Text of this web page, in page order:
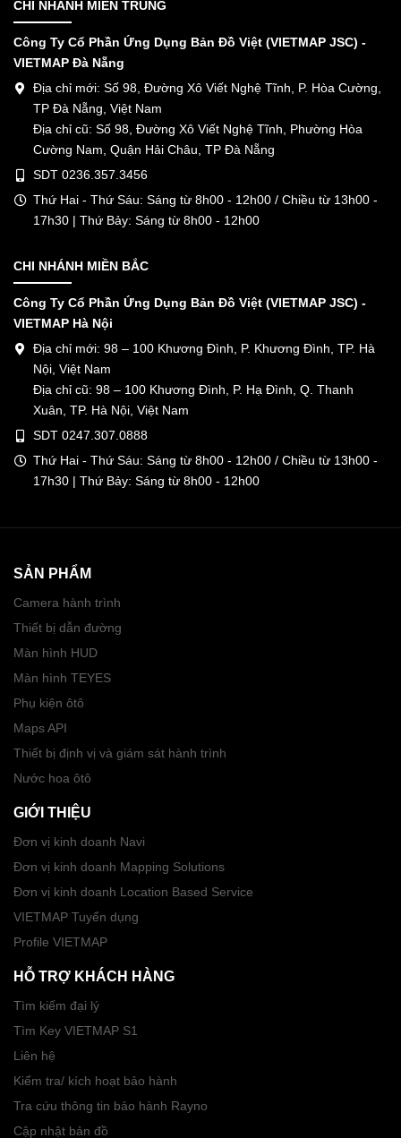
CHI NHÁNH MIỀN TRUNG
Công Ty Cổ Phần Ứng Dụng Bản Đồ Việt (VIETMAP JSC) -
VIETMAP Đà Nẵng
Địa chỉ mới: Số 98, Đường Xô Viết Nghệ Tĩnh, P. Hòa Cường,
TP Đà Nẵng, Việt Nam
Địa chỉ cũ: Số 98, Đường Xô Viết Nghệ Tĩnh, Phường Hòa
Cường Nam, Quận Hải Châu, TP Đà Nẵng
SDT 0236.357.3456
Thứ Hai - Thứ Sáu: Sáng từ 8h00 - 12h00 / Chiều từ 13h00 -
17h30 | Thứ Bảy: Sáng từ 8h00 - 12h00
CHI NHÁNH MIỀN BẮC
Công Ty Cổ Phần Ứng Dụng Bản Đồ Việt (VIETMAP JSC) -
VIETMAP Hà Nội
Địa chỉ mới: 98 – 100 Khương Đình, P. Khương Đình, TP. Hà
Nội, Việt Nam
Địa chỉ cũ: 98 – 100 Khương Đình, P. Hạ Đình, Q. Thanh
Xuân, TP. Hà Nội, Việt Nam
SDT 0247.307.0888
Thứ Hai - Thứ Sáu: Sáng từ 8h00 - 12h00 / Chiều từ 13h00 -
17h30 | Thứ Bảy: Sáng từ 8h00 - 12h00
SẢN PHẨM
Camera hành trình
Thiết bị dẫn đường
Màn hình HUD
Màn hình TEYES
Phụ kiện ôtô
Maps API
Thiết bị định vị và giám sát hành trình
Nước hoa ôtô
GIỚI THIỆU
Đơn vị kinh doanh Navi
Đơn vị kinh doanh Mapping Solutions
Đơn vị kinh doanh Location Based Service
VIETMAP Tuyển dụng
Profile VIETMAP
HỖ TRỢ KHÁCH HÀNG
Tìm kiếm đại lý
Tìm Key VIETMAP S1
Liên hệ
Kiểm tra/ kích hoạt bảo hành
Tra cứu thông tin bảo hành Rayno
Cập nhật bản đồ